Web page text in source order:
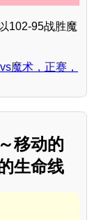
102-95战胜魔
魔术，正赛，
移动的
生命线